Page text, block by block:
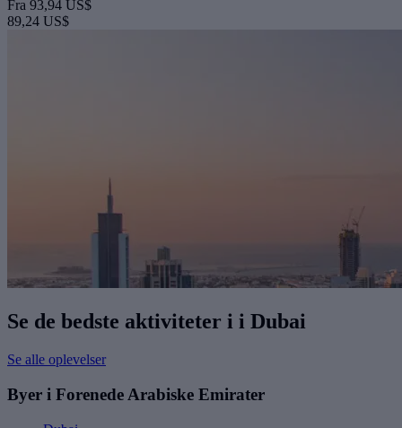
Fra 93,94 US$
89,24 US$
Se de bedste aktiviteter i i Dubai
Se alle oplevelser
Byer i Forenede Arabiske Emirater